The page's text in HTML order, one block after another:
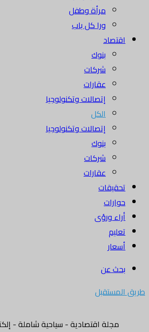
مرأة وطفل
ورا كل باب
اقتصاد
بنوك
شركات
عقارات
إتصالات وتكنولوجيا
الكل
إتصالات وتكنولوجيا
بنوك
شركات
عقارات
تحقيقات
حوارات
أراء ورؤى
تعليم
أسعار
بحث عن
طريق المستقبل
مجلة اقتصادية - سياحية شاملة -